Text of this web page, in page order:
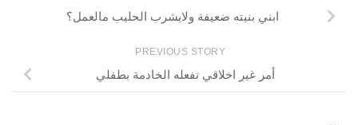
ابني بنيته ضعيفة ولايشرب الحليب مالعمل؟
PREVIOUS STORY
أمر غير اخلاقي تفعله الخادمة بطفلي